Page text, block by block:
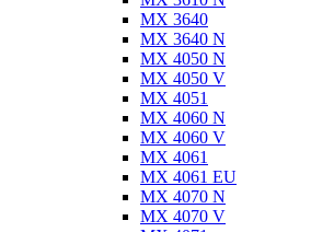
MX 3640
MX 3640 N
MX 4050 N
MX 4050 V
MX 4051
MX 4060 N
MX 4060 V
MX 4061
MX 4061 EU
MX 4070 N
MX 4070 V